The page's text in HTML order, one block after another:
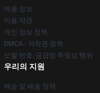
제품 정보
이용 약관
개인 정보 정책
DMCA - 저작권 정책
모델 번호: 공급망 투명성 행위
우리의 지원
배송 및 배송 정책